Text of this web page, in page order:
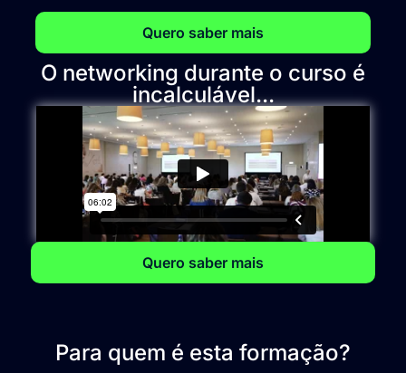
Quero saber mais
O networking durante o curso é
incalculável...
Quero saber mais
Para quem é esta formação?